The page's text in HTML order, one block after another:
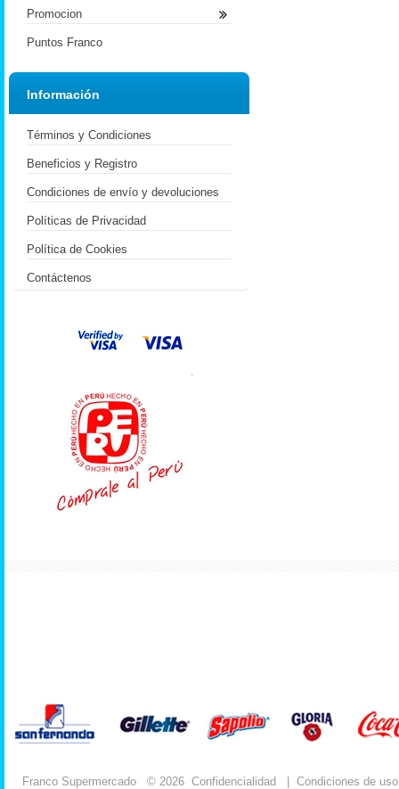
Promocion
Puntos Franco
Información
Términos y Condiciones
Beneficios y Registro
Condiciones de envío y devoluciones
Políticas de Privacidad
Política de Cookies
Contáctenos
.
Franco Supermercado © 2026 Confidencialidad Condiciones de uso